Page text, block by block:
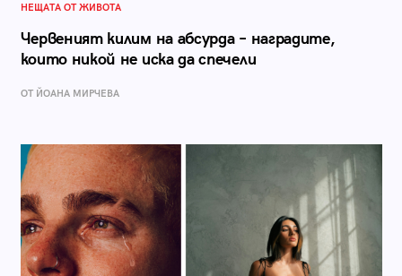
НЕЩАТА ОТ ЖИВОТА
Червеният килим на абсурда – наградите,
които никой не иска да спечели
ОТ ЙОАНА МИРЧЕВА